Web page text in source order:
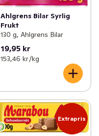
Ahlgrens Bilar Syrlig
Frukt
130 g, Ahlgrens Bilar
19,95 kr
153,46 kr /kg
Extrapris